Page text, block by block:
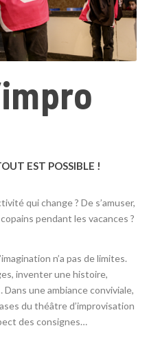
EST POSSIBLE !
qui change ? De s’amuser,
pendant les vacances ?
n’a pas de limites.
inventer une histoire,
une ambiance conviviale,
du théâtre d’improvisation
des consignes…